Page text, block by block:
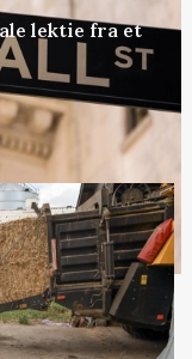
lektie fra et